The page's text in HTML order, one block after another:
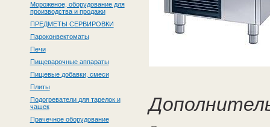
Мороженое, оборудование для
производства и продажи
ПРЕДМЕТЫ СЕРВИРОВКИ
Пароконвектоматы
Печи
Пищеварочные аппараты
Пищевые добавки, смеси
Плиты
Подогреватели для тарелок и
чашек
Прачечное оборудование